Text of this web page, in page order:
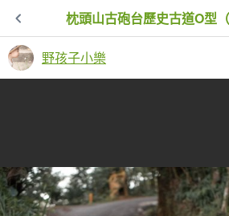
枕頭山古砲台歷史古道O型（
野孩子小樂